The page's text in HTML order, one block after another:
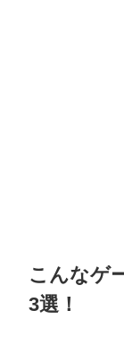
こんなゲ
3選！